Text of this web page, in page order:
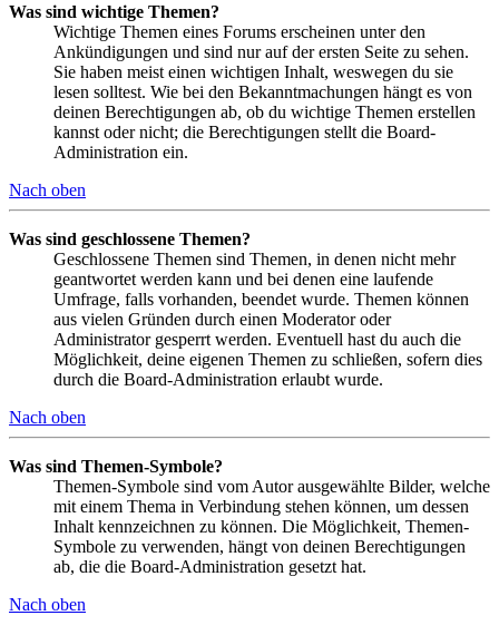
Was sind wichtige Themen?
Wichtige Themen eines Forums erscheinen unter den
Ankündigungen und sind nur auf der ersten Seite zu sehen.
Sie haben meist einen wichtigen Inhalt, weswegen du sie
lesen solltest. Wie bei den Bekanntmachungen hängt es von
deinen Berechtigungen ab, ob du wichtige Themen erstellen
kannst oder nicht; die Berechtigungen stellt die Board-
Administration ein.
Nach oben
Was sind geschlossene Themen?
Geschlossene Themen sind Themen, in denen nicht mehr
geantwortet werden kann und bei denen eine laufende
Umfrage, falls vorhanden, beendet wurde. Themen können
aus vielen Gründen durch einen Moderator oder
Administrator gesperrt werden. Eventuell hast du auch die
Möglichkeit, deine eigenen Themen zu schließen, sofern dies
durch die Board-Administration erlaubt wurde.
Nach oben
Was sind Themen-Symbole?
Themen-Symbole sind vom Autor ausgewählte Bilder, welche
mit einem Thema in Verbindung stehen können, um dessen
Inhalt kennzeichnen zu können. Die Möglichkeit, Themen-
Symbole zu verwenden, hängt von deinen Berechtigungen
ab, die die Board-Administration gesetzt hat.
Nach oben